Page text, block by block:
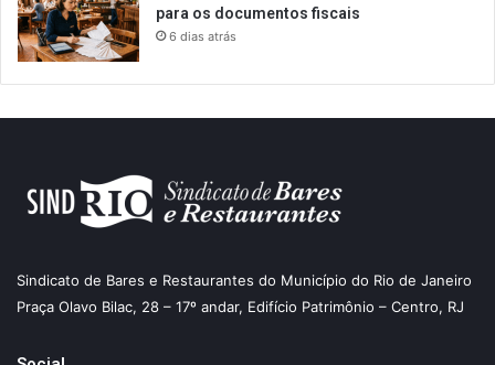
para os documentos fiscais
6 dias atrás
Sindicato de Bares e Restaurantes do Município do Rio de Janeiro
Praça Olavo Bilac, 28 – 17º andar, Edifício Patrimônio – Centro, RJ